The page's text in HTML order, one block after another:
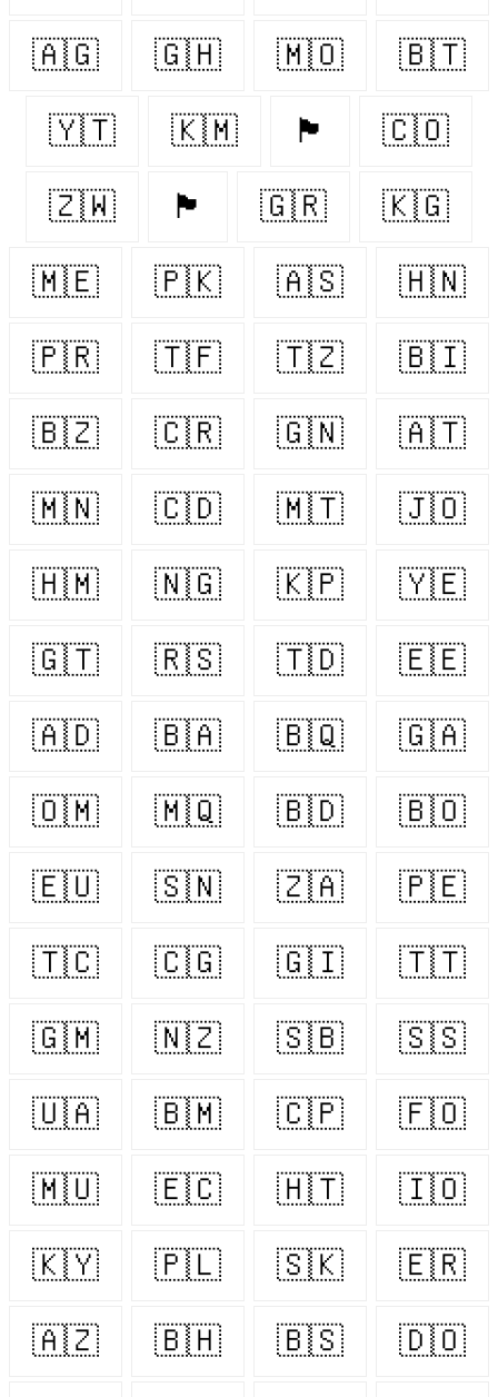
🇦🇬 🇬🇭 🇲🇴 🇧🇹
🇾🇹 🇰🇲 🏴󠁧󠁢󠁥󠁮󠁧󠁿 🇨🇴
🇿🇼 🏴󠁧󠁢󠁳󠁣󠁴󠁿 🇬🇷 🇰🇬
🇲🇪 🇵🇰 🇦🇸 🇭🇳
🇵🇷 🇹🇫 🇹🇿 🇧🇮
🇧🇿 🇨🇷 🇬🇳 🇦🇹
🇲🇳 🇨🇩 🇲🇹 🇯🇴
🇭🇲 🇳🇬 🇰🇵 🇾🇪
🇬🇹 🇷🇸 🇹🇩 🇪🇪
🇦🇩 🇧🇦 🇧🇶 🇬🇦
🇴🇲 🇲🇶 🇧🇩 🇧🇴
🇪🇺 🇸🇳 🇿🇦 🇵🇪
🇹🇨 🇨🇬 🇬🇮 🇹🇹
🇬🇲 🇳🇿 🇸🇧 🇸🇸
🇺🇦 🇧🇲 🇨🇵 🇫🇴
🇲🇺 🇪🇨 🇭🇹 🇮🇴
🇰🇾 🇵🇱 🇸🇰 🇪🇷
🇦🇿 🇧🇭 🇧🇸 🇩🇴